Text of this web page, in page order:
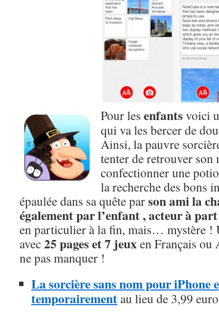
Pour les enfantsvoici
qui va les bercer de
Ainsi, la pauvre
tenter de retrouver son
confectionner une
la recherche des bons
épaulée dans sa quête parson ami la
également par l’enfant , acteur à
en particulier à la fin, mais… mystère !
avec25 pages et 7 jeuxen Français ou
ne pas manquer !
La sorcière sans nom pour iPhone
temporairement au lieu de 3,99